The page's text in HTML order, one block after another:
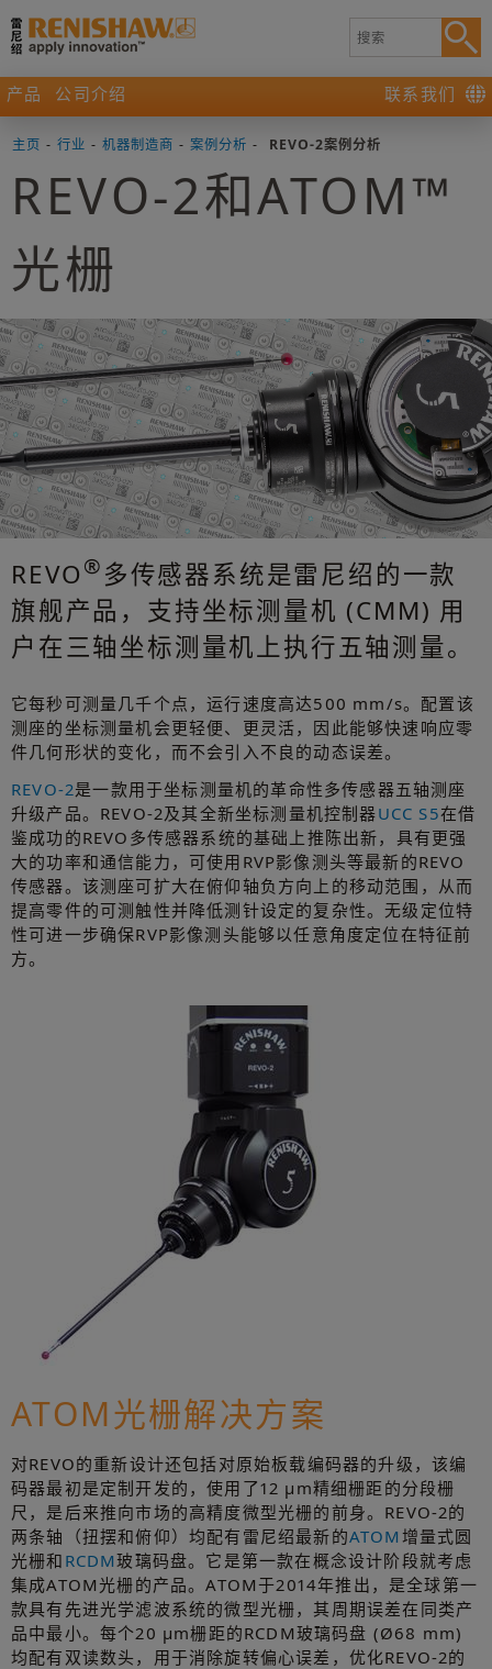
产品 公司介绍 联系我们
主页 - 行业 - 机器制造商 - 案例分析 - REVO-2案例分析
REVO-2和ATOM™
光栅
REVO ® 多传感器系统是雷尼绍的一款
旗舰产品，支持坐标测量机 (CMM) 用
户在三轴坐标测量机上执行五轴测量。
它每秒可测量几千个点，运行速度高达500 mm/s。配置该
测座的坐标测量机会更轻便、更灵活，因此能够快速响应零
件几何形状的变化，而不会引入不良的动态误差。
REVO-2是一款用于坐标测量机的革命性多传感器五轴测座
升级产品。REVO-2及其全新坐标测量机控制器UCC S5在借
鉴成功的REVO多传感器系统的基础上推陈出新，具有更强
大的功率和通信能力，可使用RVP影像测头等最新的REVO
传感器。该测座可扩大在俯仰轴负方向上的移动范围，从而
提高零件的可测触性并降低测针设定的复杂性。无级定位特
性可进一步确保RVP影像测头能够以任意角度定位在特征前
方。
ATOM光栅解决方案
对REVO的重新设计还包括对原始板载编码器的升级，该编
码器最初是定制开发的，使用了12 µm精细栅距的分段栅
尺，是后来推向市场的高精度微型光栅的前身。REVO-2的
两条轴（扭摆和俯仰）均配有雷尼绍最新的ATOM 增量式圆
光栅和 RCDM玻璃码盘。它是第一款在概念设计阶段就考虑
集成ATOM光栅的产品。ATOM于2014年推出，是全球第一
款具有先进光学滤波系统的微型光栅，其周期误差在同类产
品中最小。每个20 µm栅距的RCDM玻璃码盘 (Ø68 mm)
均配有双读数头，用于消除旋转偏心误差，优化REVO-2的